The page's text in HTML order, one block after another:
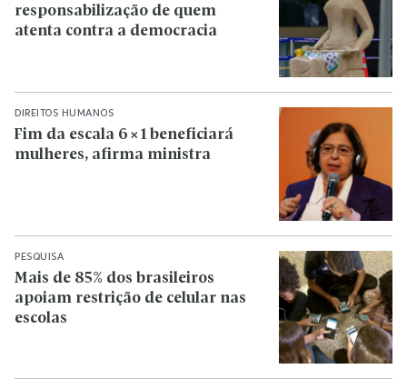
responsabilização de quem
atenta contra a democracia
DIREITOS HUMANOS
Fim da escala 6×1 beneficiará
mulheres, afirma ministra
PESQUISA
Mais de 85% dos brasileiros
apoiam restrição de celular nas
escolas